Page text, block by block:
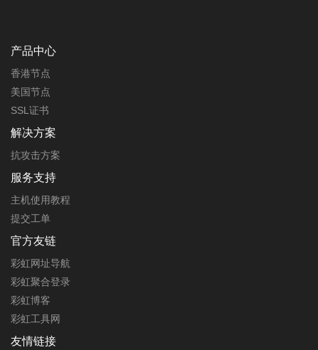
产品中心
香港节点
美国节点
SSL证书
解决方案
抗攻击方案
服务支持
主机使用教程
提交工单
官方友链
彩虹网址导航
彩虹聚合登录
彩虹博客
彩虹工具网
友情链接